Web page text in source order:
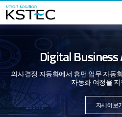
Digital
의사결정 자동화에서 휴먼 업무 자동
자동화 여정을
자세히보